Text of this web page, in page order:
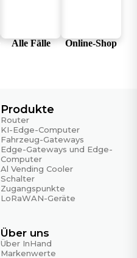
Alle Fälle Online-Shop
Produkte
Router
KI-Edge-Computer
Fahrzeug-Gateways
Edge-Gateways und Edge-
Computer
Al Vending Cooler
Schalter
Zugangspunkte
LoRaWAN-Geräte
Über uns
Über InHand
Markenwerte